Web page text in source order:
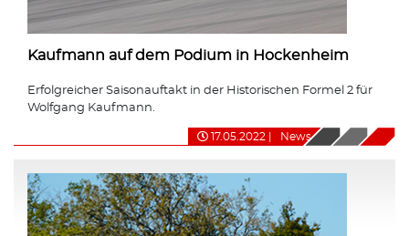
Kaufmann auf dem Podium in Hockenheim
Erfolgreicher Saisonauftakt in der Historischen Formel 2 für
Wolfgang Kaufmann.
17.05.2022 News